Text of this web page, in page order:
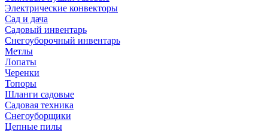
Электрические конвекторы
Сад и дача
Садовый инвентарь
Снегоуборочный инвентарь
Метлы
Лопаты
Черенки
Топоры
Шланги садовые
Садовая техника
Снегоуборщики
Цепные пилы